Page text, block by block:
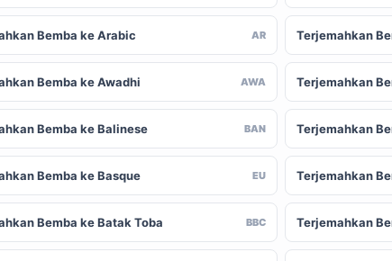
Bemba ke Arabic AR Terjemahkan
Bemba ke Awadhi AWA Terjemahkan
Bemba ke Balinese BAN Terjemahkan
Bemba ke Basque EU Terjemahkan
Bemba ke Batak Toba BBC Terjemahkan